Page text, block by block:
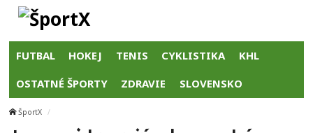
FUTBAL HOKEJ TENIS CYKLISTIKA KHL
OSTATNÉ ŠPORTY ZDRAVIE SLOVENSKO
ŠportX